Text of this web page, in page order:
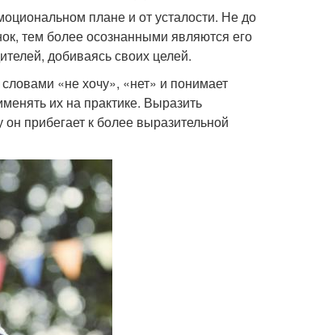
плане и от усталости. Не до
тем более осознанными являются его
добиваясь своих целей.
«не хочу», «нет» и понимает
их на практике. Выразить
прибегает к более выразительной